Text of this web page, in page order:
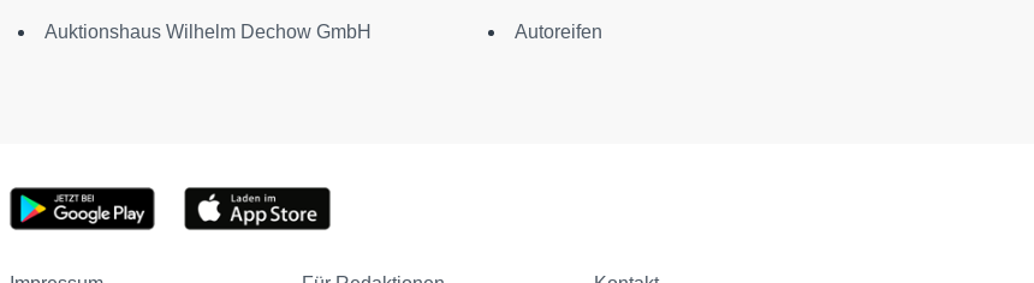
Auktionshaus Wilhelm Dechow GmbH Autoreifen